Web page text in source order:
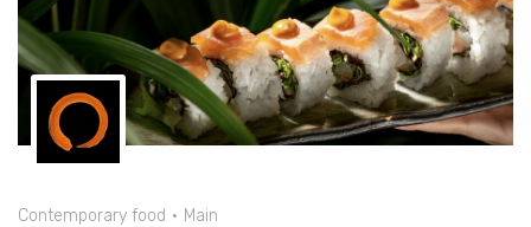
Contemporary food
Main